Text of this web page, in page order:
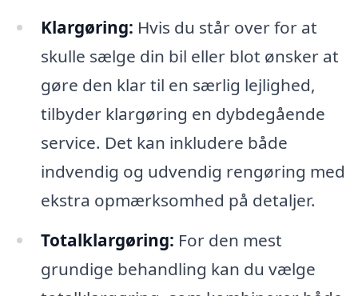
Klargøring: Hvis du står over for at
skulle sælge din bil eller blot ønsker at
gøre den klar til en særlig lejlighed,
tilbyder klargøring en dybdegående
service. Det kan inkludere både
indvendig og udvendig rengøring med
ekstra opmærksomhed på detaljer.
Totalklargøring: For den mest
grundige behandling kan du vælge